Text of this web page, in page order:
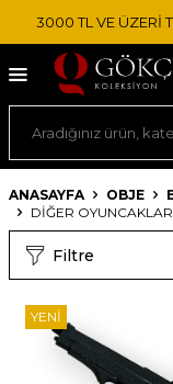
3000 TL VE ÜZERİ
ANASAYFA OBJE
DIĞER OYUNCAKLAR
Filtre
YENI